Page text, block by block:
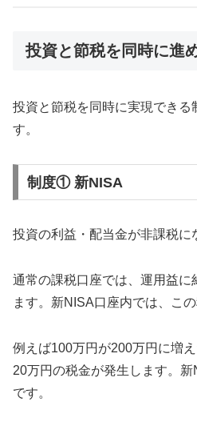
投資と節税を同時に進
投資と節税を同時に実現できる
す。
制度① 新NISA
投資の利益・配当金が非課税に
通常の課税口座では、運用益に
ます。新NISA口座内では、こ
例えば100万円が200万円に増
20万円の税金が発生します。
です。